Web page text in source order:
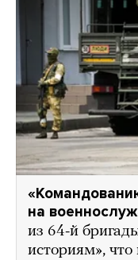
на
из 64-й
историям»,